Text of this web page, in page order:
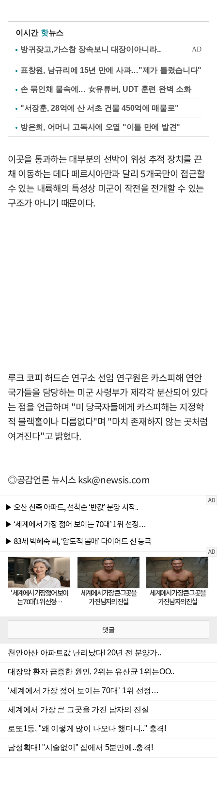
이시간 핫뉴스
표창원, 남규리에 15년 만에 사과…"제가 틀렸습니다"
손 묶인채 물속에… 女유튜버, UDT 훈련 완벽 소화
"서장훈, 28억에 산 서초 건물 450억에 매물로"
방은희, 어머니 고독사에 오열 "이틀 만에 발견"
이곳을 통과하는 대부분의 선박이 위성 추적 장치를 끈
채 이동하는 데다 페르시아만과 달리 5개국만이 접근할
수 있는 내륙해의 특성상 미군이 작전을 전개할 수 있는
구조가 아니기 때문이다.
루크 코피 허드슨 연구소 선임 연구원은 카스피해 연안
국가들을 담당하는 미군 사령부가 제각각 분산되어 있다
는 점을 언급하며 "미 당국자들에게 카스피해는 지정학
적 블랙홀이나 다름없다"며 "마치 존재하지 않는 곳처럼
여겨진다"고 밝혔다.
◎공감언론 뉴시스ksk@newsis.com
댓글